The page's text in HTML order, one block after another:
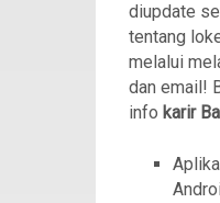
diupdate
tentang
melalui
dan email!
info karir